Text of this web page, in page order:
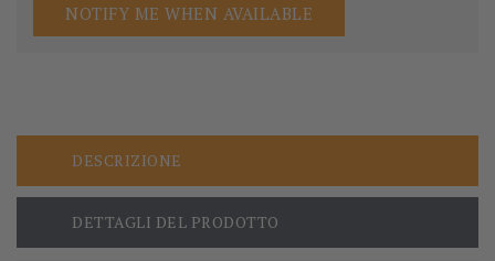
NOTIFY ME WHEN AVAILABLE
DESCRIZIONE
DETTAGLI DEL PRODOTTO